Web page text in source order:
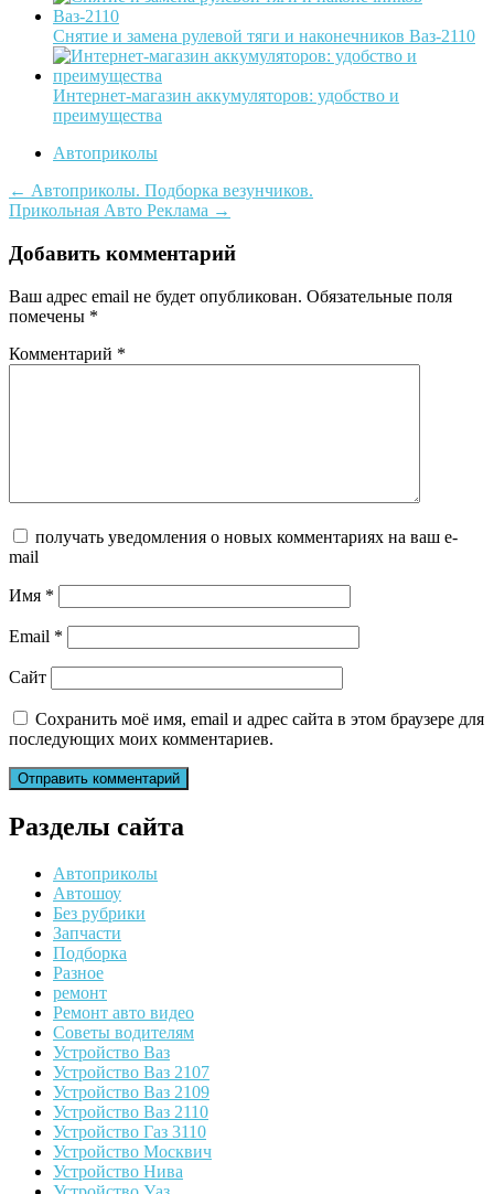
Снятие и замена рулевой тяги и наконечников Ваз-2110
Интернет-магазин аккумуляторов: удобство и
преимущества
Автоприколы
Post
navigation
← Автоприколы. Подборка везунчиков.
Прикольная Авто Реклама →
Добавить комментарий
Ваш адрес email не будет опубликован. Обязательные поля
помечены *
Комментарий *
получать уведомления о новых комментариях на ваш e-
mail
Имя *
Email *
Сайт
Сохранить моё имя, email и адрес сайта в этом браузере для
последующих моих комментариев.
Разделы сайта
Автоприколы
Автошоу
Без рубрики
Запчасти
Подборка
Разное
ремонт
Ремонт авто видео
Советы водителям
Устройство Ваз
Устройство Ваз 2107
Устройство Ваз 2109
Устройство Ваз 2110
Устройство Газ 3110
Устройство Москвич
Устройство Нива